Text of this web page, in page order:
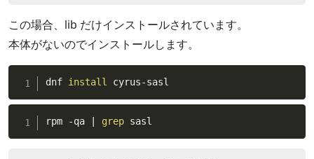
この場合、lib だけインストールされています。
本体がないのでインストールします。
dnf install cyrus-sasl
rpm -qa grep sasl